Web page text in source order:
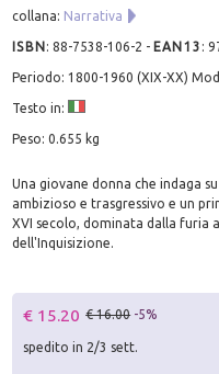
collana: Narrativa
ISBN:88-7538-106-2 - EAN13 :
Periodo: 1800-1960 (XIX-XX)
Testo in:
Peso: 0.655 kg
Una giovane donna che indaga
ambizioso e trasgressivo e un
XVI secolo, dominata dalla furia
dell'Inquisizione.
€ 15.20 € 16.00 -5%
spedito in 2/3 sett.